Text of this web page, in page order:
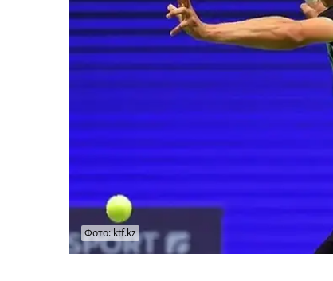
Фото: ktf.kz